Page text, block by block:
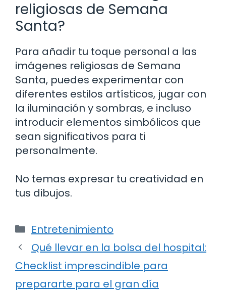
religiosas de Semana
Santa?
Para añadir tu toque personal a las
imágenes religiosas de Semana
Santa, puedes experimentar con
diferentes estilos artísticos, jugar con
la iluminación y sombras, e incluso
introducir elementos simbólicos que
sean significativos para ti
personalmente.
No temas expresar tu creatividad en
tus dibujos.
Categorías
Entretenimiento
Qué llevar en la bolsa del hospital:
Checklist imprescindible para
prepararte para el gran día